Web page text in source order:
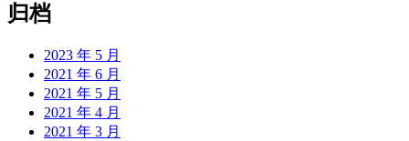
归档
2023 年 5 月
2021 年 6 月
2021 年 5 月
2021 年 4 月
2021 年 3 月